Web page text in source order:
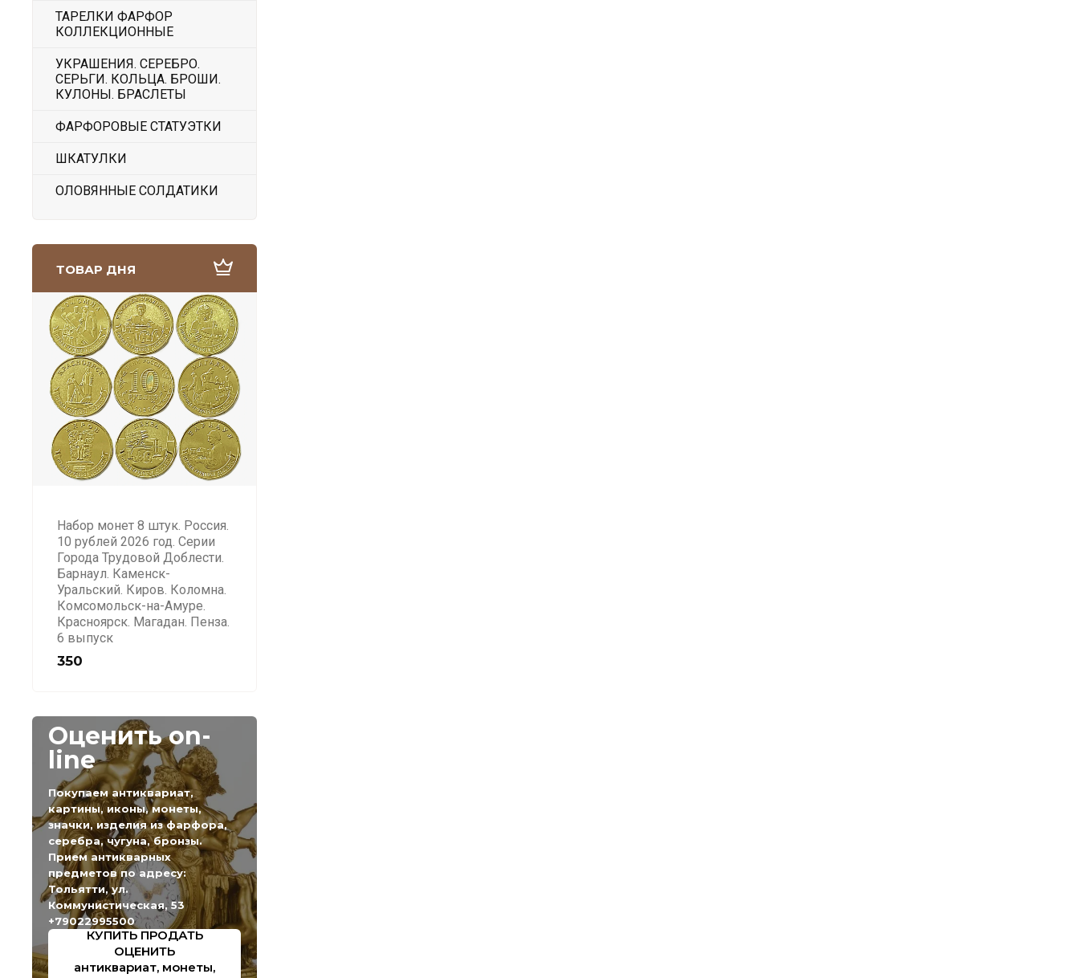
ТАРЕЛКИ ФАРФОР
КОЛЛЕКЦИОННЫЕ
УКРАШЕНИЯ. СЕРЕБРО.
СЕРЬГИ. КОЛЬЦА. БРОШИ.
КУЛОНЫ. БРАСЛЕТЫ
ФАРФОРОВЫЕ СТАТУЭТКИ
ШКАТУЛКИ
ОЛОВЯННЫЕ СОЛДАТИКИ
ТОВАР ДНЯ
Набор монет 8 штук. Россия.
10 рублей 2026 год. Серии
Города Трудовой Доблести.
Барнаул. Каменск-
Уральский. Киров. Коломна.
Комсомольск-на-Амуре.
Красноярск. Магадан. Пенза.
6 выпуск
350
Оценить on-
line
Покупаем антиквариат,
картины, иконы, монеты,
значки, изделия из фарфора,
серебра, чугуна, бронзы.
Прием антикварных
предметов по адресу:
Тольятти, ул.
Коммунистическая, 53
+79022995500
КУПИТЬ ПРОДАТЬ
ОЦЕНИТЬ
антиквариат, монеты,